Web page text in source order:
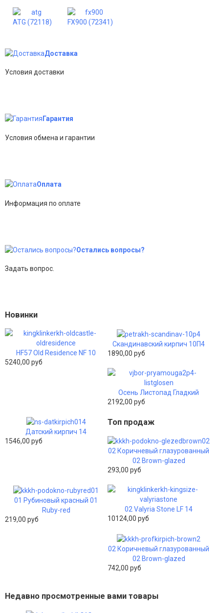
ATG (72118) FX900 (72341)
Доставка
Условия доставки
Гарантия
Условия обмена и гарантии
Оплата
Информация по оплате
Остались вопросы?
Задать вопрос.
Новинки
HF57 Old Residence NF 10
5240,00 руб
Скандинавский кирпич 10П4
1890,00 руб
Осень Листопад Гладкий
2192,00 руб
Датский кирпич 14
1546,00 руб
Топ продаж
02 Коричневый глазурованный
02 Brown-glazed
293,00 руб
01 Рубиновый красный 01
Ruby-red
219,00 руб
02 Valyria Stone LF 14
10124,00 руб
02 Коричневый глазурованный
02 Brown-glazed
742,00 руб
Недавно просмотренные вами товары